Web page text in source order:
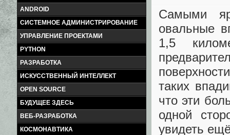
ANDROID
СИСТЕМНОЕ АДМИНИСТРИРОВАНИЕ
УПРАВЛЕНИЕ ПРОЕКТАМИ
PYTHON
РАЗРАБОТКА
ИСКУССТВЕННЫЙ ИНТЕЛЛЕКТ
OPEN SOURCE
БУДУЩЕЕ ЗДЕСЬ
ВЕБ-РАЗРАБОТКА
КОСМОНАВТИКА
Самыми
овальные
1,5
таких
что эти
одной
увидеть